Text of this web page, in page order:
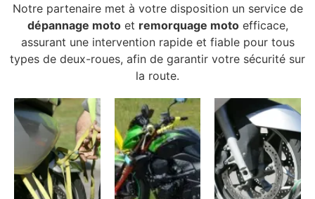
Notre partenaire met à votre disposition un service de
dépannage motoet remorquage motoefficace,
assurant une intervention rapide et fiable pour tous
types de deux-roues, afin de garantir votre sécurité sur
la route.